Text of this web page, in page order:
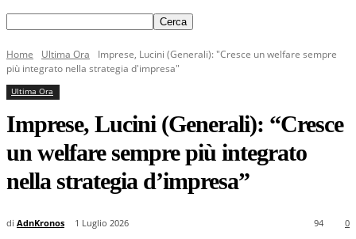
Home Ultima Ora
Imprese, Lucini (Generali): "Cresce un welfare sempre
più integrato nella strategia d'impresa"
Ultima Ora
Imprese, Lucini (Generali): “Cresce
un welfare sempre più integrato
nella strategia d’impresa”
di AdnKronos 1 Luglio 2026 0
94